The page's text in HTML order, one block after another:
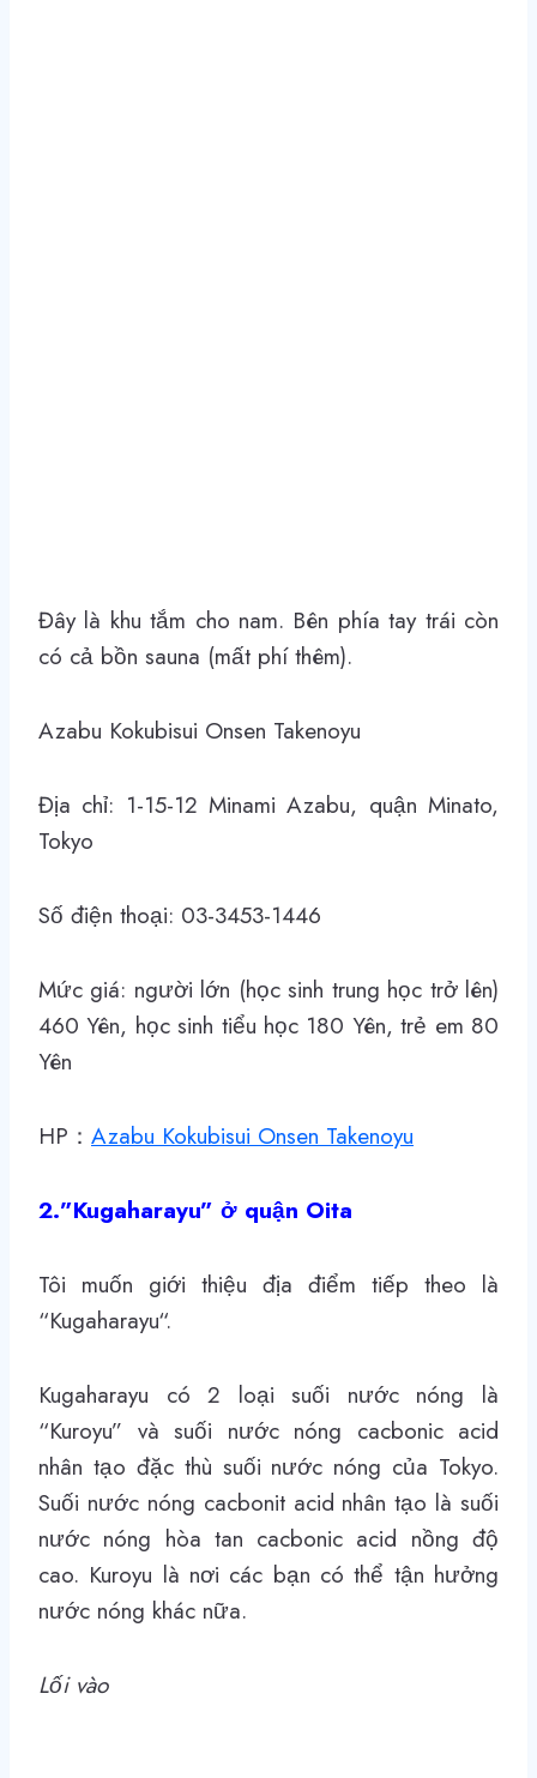
Đây là khu tắm cho nam. Bên phía tay trái còn
có cả bồn sauna (mất phí thêm).
Azabu Kokubisui Onsen Takenoyu
Địa chỉ: 1-15-12 Minami Azabu, quận Minato,
Tokyo
Số điện thoại: 03-3453-1446
Mức giá: người lớn (học sinh trung học trở lên)
460 Yên, học sinh tiểu học 180 Yên, trẻ em 80
Yên
HP： Azabu Kokubisui Onsen Takenoyu
2.”Kugaharayu” ở quận Oita
Tôi muốn giới thiệu địa điểm tiếp theo là
“Kugaharayu“.
Kugaharayu có 2 loại suối nước nóng là
“Kuroyu” và suối nước nóng cacbonic acid
nhân tạo đặc thù suối nước nóng của Tokyo.
Suối nước nóng cacbonit acid nhân tạo là suối
nước nóng hòa tan cacbonic acid nồng độ
cao. Kuroyu là nơi các bạn có thể tận hưởng
nước nóng khác nữa.
Lối vào